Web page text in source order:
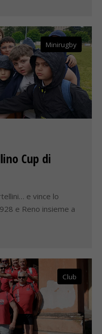
Minirugby
Cup di
e vince lo
e Reno insieme a
Club